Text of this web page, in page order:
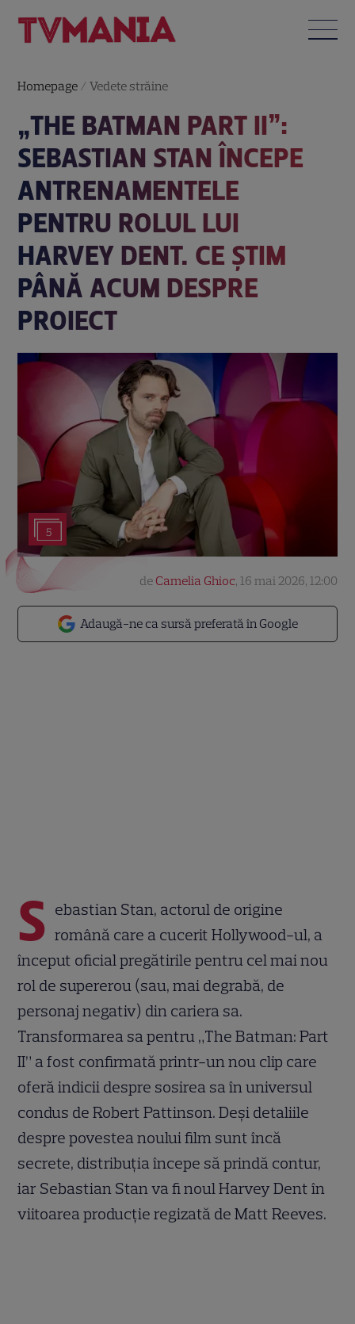
Homepage /Vedete străine
„THE BATMAN PART II”:
SEBASTIAN STAN ÎNCEPE
ANTRENAMENTELE
PENTRU ROLUL LUI
HARVEY DENT. CE ȘTIM
PÂNĂ ACUM DESPRE
PROIECT
5
Adaugă-ne ca sursă preferată în Google
de Camelia Ghioc, 16 mai 2026, 12:00
S ebastian Stan, actorul de origine
română care a cucerit Hollywood-ul, a
început oficial pregătirile pentru cel mai nou
rol de supererou (sau, mai degrabă, de
personaj negativ) din cariera sa.
Transformarea sa pentru „The Batman: Part
II” a fost confirmată printr-un nou clip care
oferă indicii despre sosirea sa în universul
condus de Robert Pattinson. Deși detaliile
despre povestea noului film sunt încă
secrete, distribuția începe să prindă contur,
iar Sebastian Stan va fi noul Harvey Dent în
viitoarea producție regizată de Matt Reeves.